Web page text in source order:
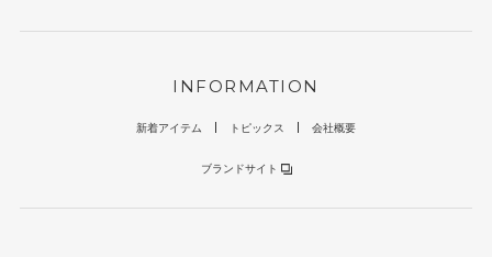
INFORMATION
新着アイテム トピックス 会社概要
ブランドサイト